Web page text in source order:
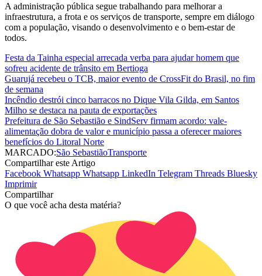
A administração pública segue trabalhando para melhorar a
infraestrutura, a frota e os serviços de transporte, sempre em diálogo
com a população, visando o desenvolvimento e o bem-estar de
todos.
Festa da Tainha especial arrecada verba para ajudar homem que
sofreu acidente de trânsito em Bertioga
Guarujá recebeu o TCB, maior evento de CrossFit do Brasil, no fim
de semana
Incêndio destrói cinco barracos no Dique Vila Gilda, em Santos
Milho se destaca na pauta de exportações
Prefeitura de São Sebastião e SindServ firmam acordo: vale-
alimentação dobra de valor e município passa a oferecer maiores
benefícios do Litoral Norte
MARCADO:São SebastiãoTransporte
Compartilhar este Artigo
Facebook Whatsapp Whatsapp LinkedIn Telegram Threads Bluesky
Imprimir
Compartilhar
O que você acha desta matéria?